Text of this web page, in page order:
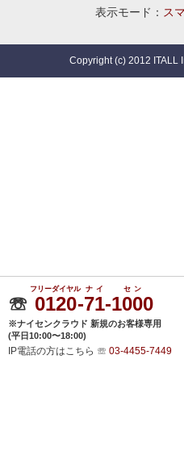
表示モード： ス
Copyright (c) 2012 ITALL
☏ 0120
フリーダイヤル
-71
ナイ
-1000
セン
※ナイセンクラウド 新規のお客様専用
(平日10:00〜18:00)
IP電話の方はこちら ☏ 03-4455-7449